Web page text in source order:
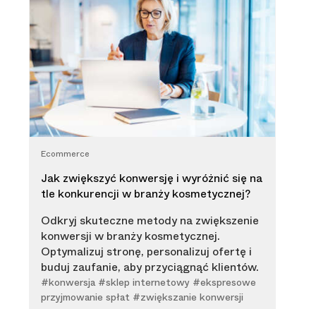
Ecommerce
Jak zwiększyć konwersję i wyróżnić się na
tle konkurencji w branży kosmetycznej?
Odkryj skuteczne metody na zwiększenie
konwersji w branży kosmetycznej.
Optymalizuj stronę, personalizuj ofertę i
buduj zaufanie, aby przyciągnąć klientów.
#konwersja #sklep internetowy #ekspresowe
przyjmowanie spłat #zwiększanie konwersji